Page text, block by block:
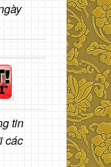
tin
các